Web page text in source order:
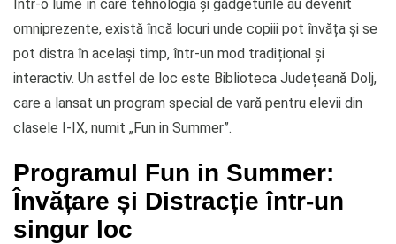
Într-o lume în care tehnologia și gadgeturile au devenit
omniprezente, există încă locuri unde copiii pot învăța și se
pot distra în același timp, într-un mod tradițional și
interactiv. Un astfel de loc este Biblioteca Județeană Dolj,
care a lansat un program special de vară pentru elevii din
clasele I-IX, numit „Fun in Summer”.
Programul Fun in Summer:
Învățare și Distracție într-un
singur loc